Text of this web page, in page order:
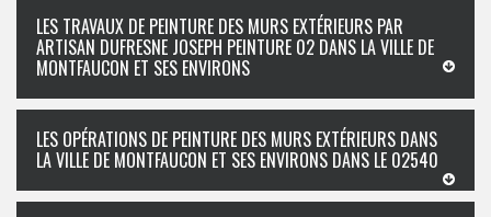
LES TRAVAUX DE PEINTURE DES MURS EXTÉRIEURS PAR
ARTISAN DUFRESNE JOSEPH PEINTURE 02 DANS LA VILLE DE
MONTFAUCON ET SES ENVIRONS
LES OPÉRATIONS DE PEINTURE DES MURS EXTÉRIEURS DANS
LA VILLE DE MONTFAUCON ET SES ENVIRONS DANS LE 02540